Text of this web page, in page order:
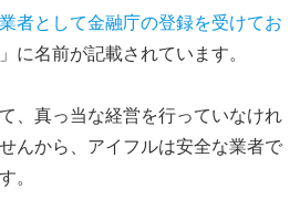
者として金融庁の登録を受けてお
」に名前が記載されています。
、真っ当な経営を行っていなけれ
んから、アイフルは安全な業者で
。